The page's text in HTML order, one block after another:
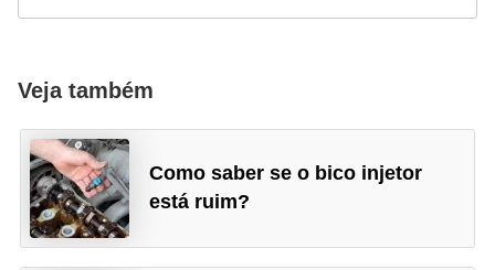
Veja também
Como saber se o bico injetor
está ruim?